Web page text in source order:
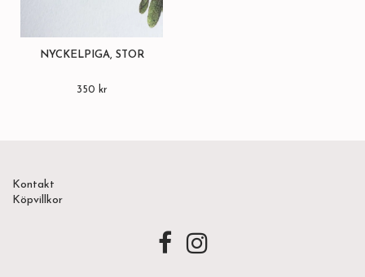
NYCKELPIGA, STOR
350 kr
Kontakt
Köpvillkor